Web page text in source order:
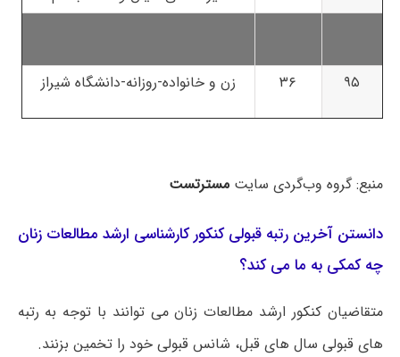
۹۵ ۳۶ زن و خانواده-روزانه-دانشگاه شیراز
منبع: گروه وب‌گردی سایتمسترتست
دانستن آخرین رتبه قبولی کنکور کارشناسی ارشد مطالعات زنان
چه کمکی به ما می کند؟
متقاضیان کنکور ارشد مطالعات زنان می توانند با توجه به رتبه
های قبولی سال های قبل، شانس قبولی خود را تخمین بزنند.